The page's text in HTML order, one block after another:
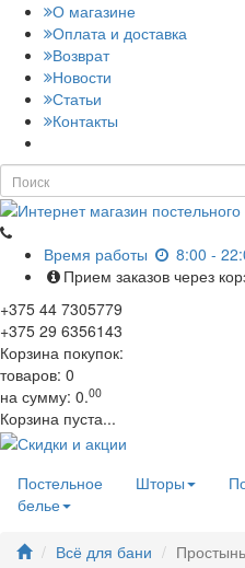
О магазине
Оплата и доставка
Возврат
Новости
Статьи
Контакты
Время работы
8:00 -
Прием заказов через
+375 44 7305779
+375 29 6356143
Корзина покупок:
товаров: 0
на сумму: 0.00
Корзина пуста...
Постельное
белье
Шторы
Всё для бани